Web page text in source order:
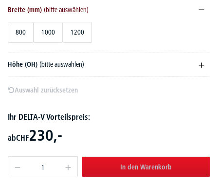
Breite (mm) (bitte auswählen)
800 1000 1200
Höhe (OH) (bitte auswählen)
Auswahl zurücksetzen
Ihr DELTA-V Vorteilspreis:
abCHF230,-
In den Warenkorb